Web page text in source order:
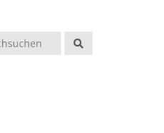
Suchen